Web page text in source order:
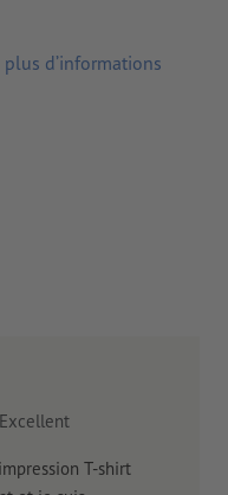
plus d’informations
peuvent
Excellent
T-shirt